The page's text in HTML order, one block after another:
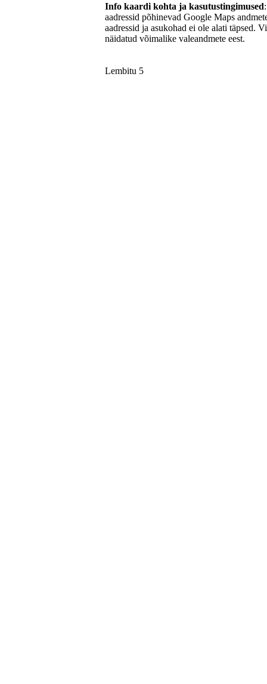
Info kaardi kohta ja kasutustingimused
aadressid põhinevad Google Maps
aadressid ja asukohad ei ole alati täpsed.
näidatud võimalike valeandmete eest.
Lembitu 5